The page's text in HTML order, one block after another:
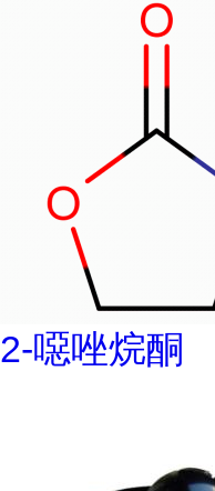
2-噁唑烷酮